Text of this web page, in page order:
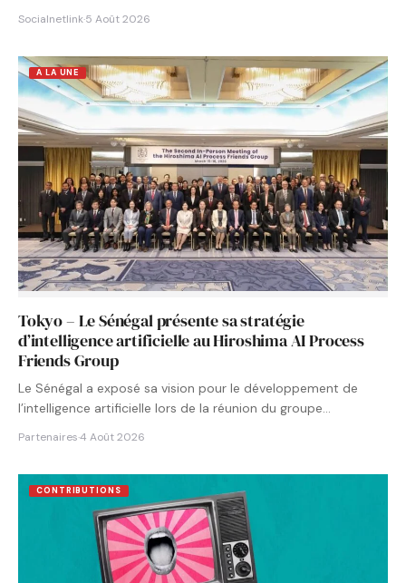
Socialnetlink·5 Août 2026
A LA UNE
Tokyo – Le Sénégal présente sa stratégie
d’intelligence artificielle au Hiroshima AI Process
Friends Group
Le Sénégal a exposé sa vision pour le développement de
l’intelligence artificielle lors de la réunion du groupe…
Partenaires·4 Août 2026
CONTRIBUTIONS